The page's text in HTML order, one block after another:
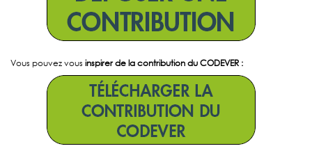
Vous pouvez vous inspirer de la contribution du CODEVER :